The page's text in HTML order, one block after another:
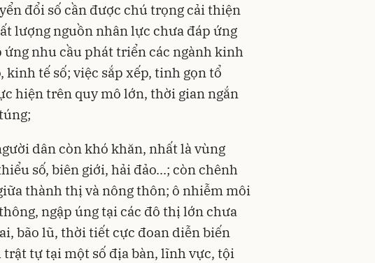
đổi số cần được chú trọng cải thiện
lượng nguồn nhân lực chưa đáp ứng
nhu cầu phát triển các ngành kinh
kinh tế số; việc sắp xếp, tinh gọn tổ
hiện trên quy mô lớn, thời gian ngắn
dân còn khó khăn, nhất là vùng
số, biên giới, hải đảo...; còn chênh
thành thị và nông thôn; ô nhiễm môi
ngập úng tại các đô thị lớn chưa
bão lũ, thời tiết cực đoan diễn biến
tự tại một số địa bàn, lĩnh vực, tội